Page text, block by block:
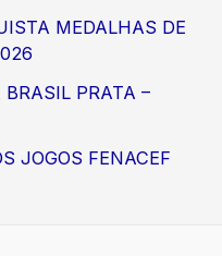
MEDALHAS DE
BRASIL PRATA –
JOGOS FENACEF